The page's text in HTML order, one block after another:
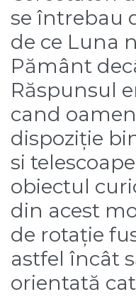
se întrebau
de ce Luna
Pământ
Răspunsul
cand
dispoziție
si
obiectul
din acest
de rotație
astfel încât
orientată